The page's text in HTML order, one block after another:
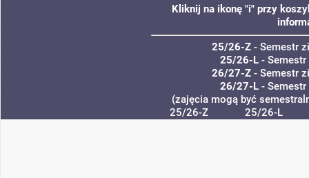
Kliknij na ikonę "i" przy
25/26-Z - Semestr
25/26-L -
26/27-Z - Semestr
26/27-L -
(zajęcia mogą być
25/26-Z
25/26-L